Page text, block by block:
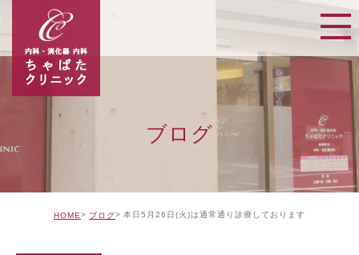
ブログ
HOME ブログ 本日5月26日(火)は通常通り診療しております